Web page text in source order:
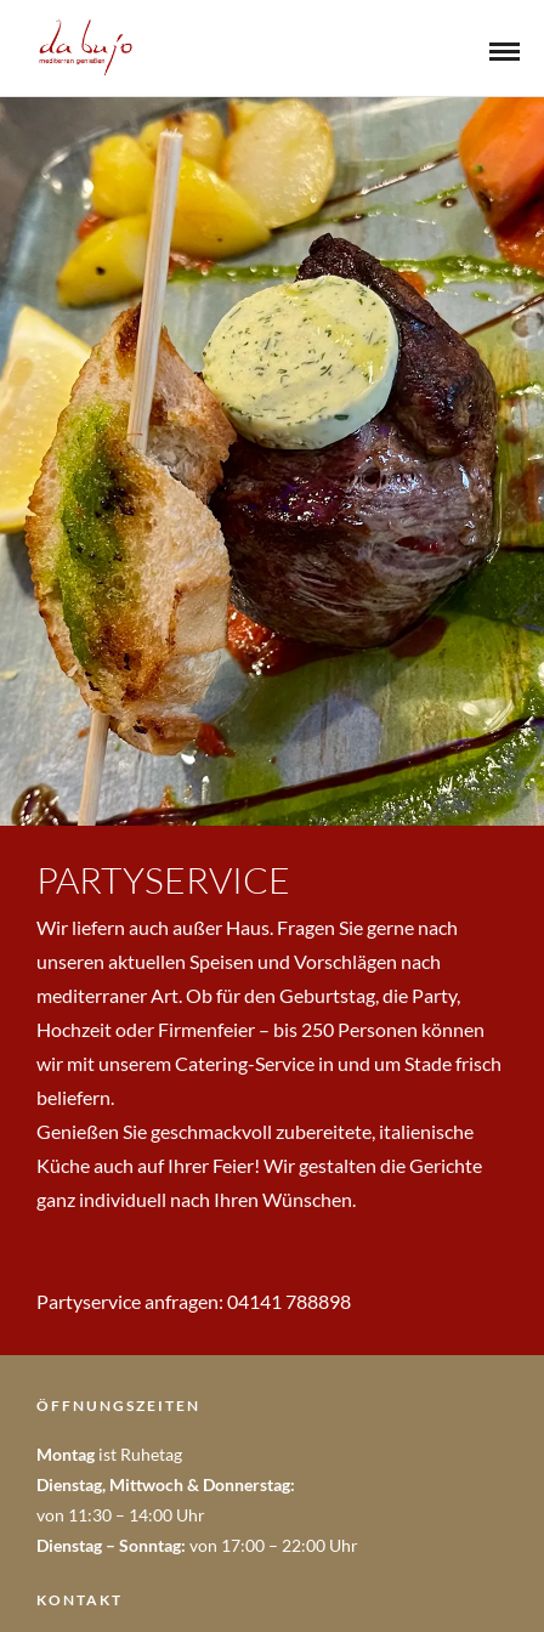
PARTYSERVICE
Wir liefern auch außer Haus. Fragen Sie gerne nach
unseren aktuellen Speisen und Vorschlägen nach
mediterraner Art. Ob für den Geburtstag, die Party,
Hochzeit oder Firmenfeier – bis 250 Personen können
wir mit unserem Catering-Service in und um Stade frisch
beliefern.
Genießen Sie geschmackvoll zubereitete, italienische
Küche auch auf Ihrer Feier! Wir gestalten die Gerichte
ganz individuell nach Ihren Wünschen.
Partyservice anfragen: 04141 788898
ÖFFNUNGSZEITEN
Montag ist Ruhetag
Dienstag, Mittwoch & Donnerstag:
von 11:30 – 14:00 Uhr
Dienstag – Sonntag: von 17:00 – 22:00 Uhr
KONTAKT